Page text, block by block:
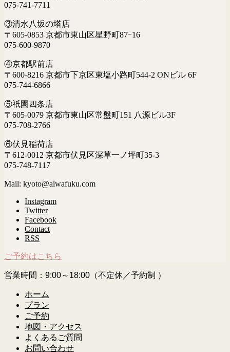
075-741-7711
③清水八坂の塔店
〒605-0853 京都市東山区星野町87ｰ16
075-600-9870
④京都駅前店
〒600-8216 京都市下京区東塩小路町544-2 ONビル 6F
075-744-6866
⑤祇園四条店
〒605-0079 京都市東山区常盤町151 八源ビル3F
075-708-2766
⑥伏見稲荷店
〒612-0012 京都市伏見区深草一ノ坪町35-3
075-748-7117
Mail: kyoto@aiwafuku.com
Instagram
Twitter
Facebook
Contact
RSS
ご予約はこちら
営業時間：9:00～18:00（不定休／予約制 ）
ホーム
プラン
ご予約
地図・アクセス
よくあるご質問
お問い合わせ